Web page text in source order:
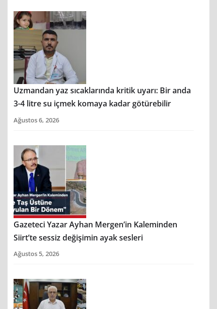
Uzmandan yaz sıcaklarında kritik uyarı: Bir anda
3-4 litre su içmek komaya kadar götürebilir
Ağustos 6, 2026
Gazeteci Yazar Ayhan Mergen’in Kaleminden
Siirt’te sessiz değişimin ayak sesleri
Ağustos 5, 2026